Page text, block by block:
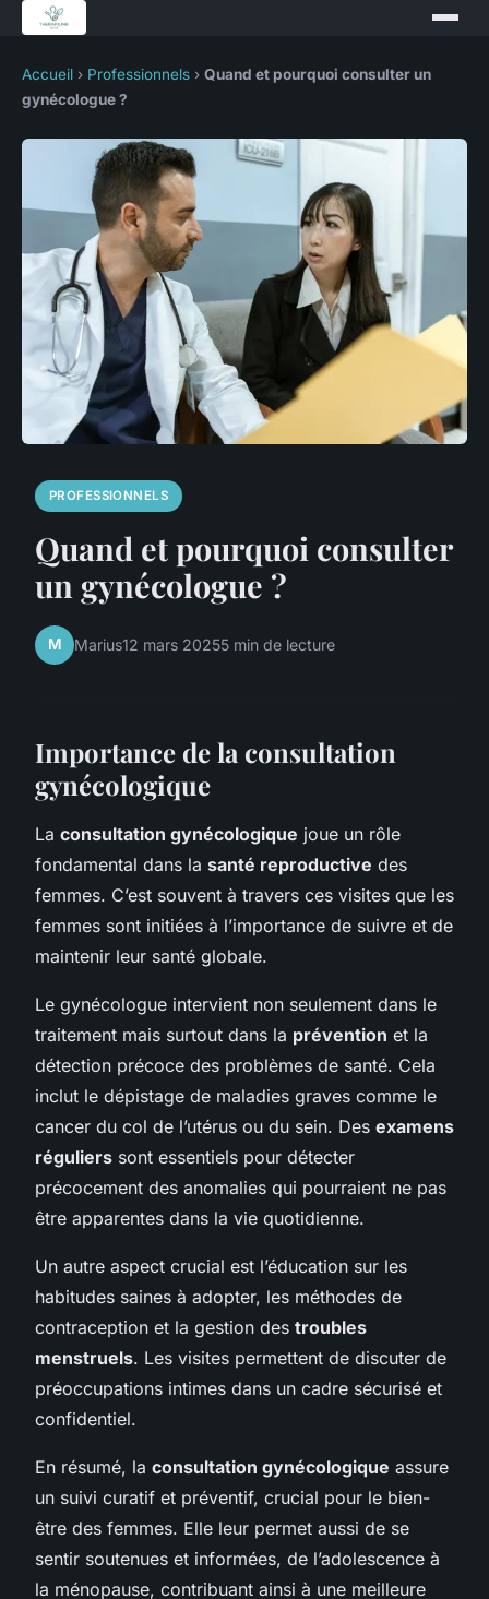
Accueil › Professionnels › Quand et pourquoi consulter un
gynécologue ?
PROFESSIONNELS
Quand et pourquoi consulter
un gynécologue ?
M Marius12 mars 20255 min de lecture
Importance de la consultation
gynécologique
La consultation gynécologique joue un rôle
fondamental dans la santé reproductive des
femmes. C’est souvent à travers ces visites que les
femmes sont initiées à l’importance de suivre et de
maintenir leur santé globale.
Le gynécologue intervient non seulement dans le
traitement mais surtout dans la prévention et la
détection précoce des problèmes de santé. Cela
inclut le dépistage de maladies graves comme le
cancer du col de l’utérus ou du sein. Des examens
réguliers sont essentiels pour détecter
précocement des anomalies qui pourraient ne pas
être apparentes dans la vie quotidienne.
Un autre aspect crucial est l’éducation sur les
habitudes saines à adopter, les méthodes de
contraception et la gestion des troubles
menstruels. Les visites permettent de discuter de
préoccupations intimes dans un cadre sécurisé et
confidentiel.
En résumé, la consultation gynécologique assure
un suivi curatif et préventif, crucial pour le bien-
être des femmes. Elle leur permet aussi de se
sentir soutenues et informées, de l’adolescence à
la ménopause, contribuant ainsi à une meilleure